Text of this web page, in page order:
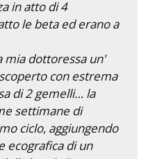
in atto di 4
le beta ed erano a
mia dottoressa un'
con estrema
di 2 gemelli… la
settimane di
ciclo, aggiungendo
ecografica di un